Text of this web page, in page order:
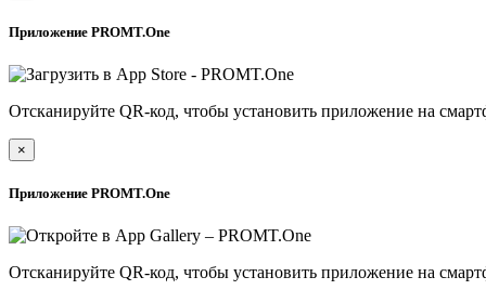
Приложение PROMT.One
Отсканируйте QR-код, чтобы установить приложение на
×
Приложение PROMT.One
Отсканируйте QR-код, чтобы установить приложение на